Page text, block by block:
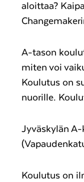
aloittaa?
A-tason
miten voi
Koulutus on
nuorille.
Jyväskylän A-
Koulutus on